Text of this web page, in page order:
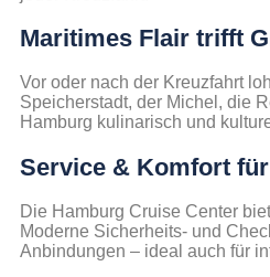
Maritimes Flair trifft
Vor oder nach der Kreuzfahrt
Speicherstadt, der Michel, die
Hamburg kulinarisch und
Service & Komfort
Die Hamburg Cruise Center
Moderne Sicherheits- und
Anbindungen – ideal auch für